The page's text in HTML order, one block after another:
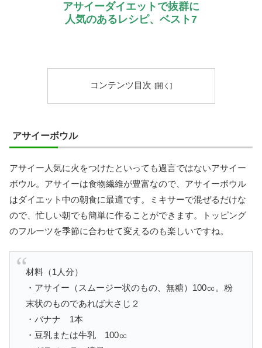
アサイーダイエットで抜群に
人気のあるレシピ、ベスト7
コンテンツ目次
アサイーボウル
アサイー人気に火をつけたといっても過言ではないアサイー
ボウル。アサイーは食物繊維が豊富なので、アサイーボウル
はダイエット中の朝食に最適です。ミキサーで混ぜるだけな
ので、忙しい朝でも簡単に作ることができます。トッピング
のフルーツを季節に合わせて変えるのも楽しいですね。
材料（1人分）
・アサイー（スムージー状のもの、無糖）100㏄。粉
末状のものであれば大さじ２
・バナナ 1本
・豆乳または牛乳 100㏄